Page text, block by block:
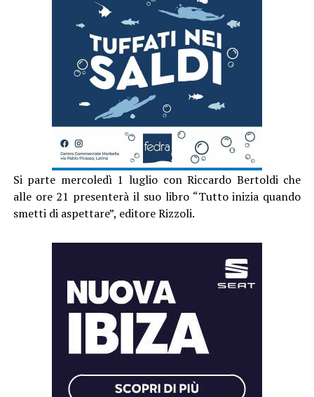
Si parte mercoledì 1 luglio con Riccardo Bertoldi che
alle ore 21 presenterà il suo libro “Tutto inizia quando
smetti di aspettare”, editore Rizzoli.